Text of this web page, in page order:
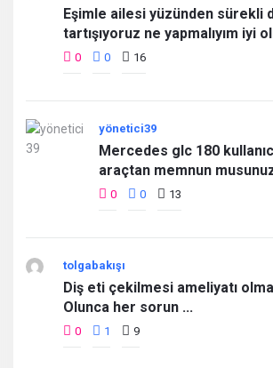
Eşimle ailesi yüzünden sürekli
tartışıyoruz ne yapmalıyım iyi
0 0 16
yönetici39
Mercedes glc 180
araçtan memnun
0 0 13
tolgabakışı
Diş eti çekilmesi ameliyatı
Olunca her sorun ...
0 1 9